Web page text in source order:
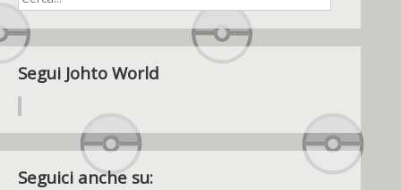
Segui Johto World
Seguici anche su: